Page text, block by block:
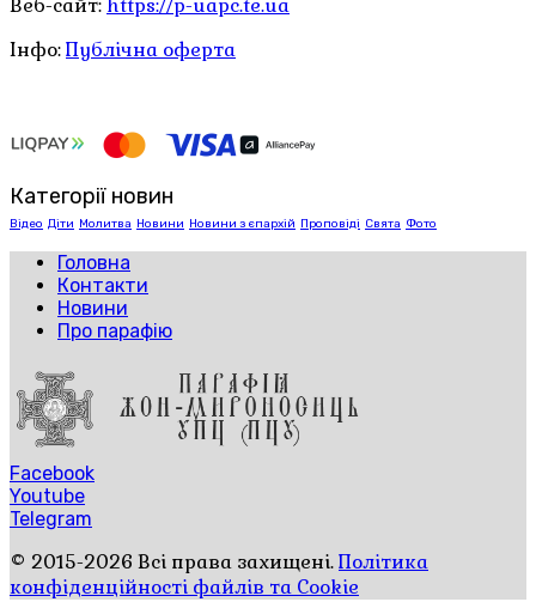
Веб-сайт: https://p-uapc.te.ua
Інфо:Публічна оферта
Категорії новин
Відео Діти Молитва Новини Новини з єпархій Проповіді Свята Фото
Головна
Контакти
Новини
Про парафію
Facebook
Youtube
Telegram
© 2015-2026 Всі права захищені.Політика
конфіденційності файлів та Cookie